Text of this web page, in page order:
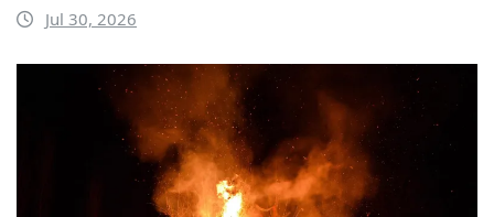
Jul 30, 2026